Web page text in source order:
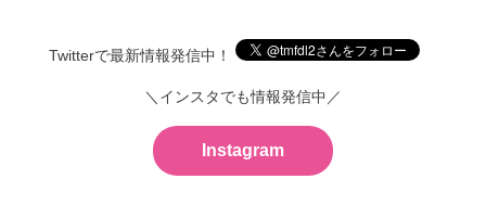
Twitterで最新情報発信中！
＼インスタでも情報発信中／
Instagram